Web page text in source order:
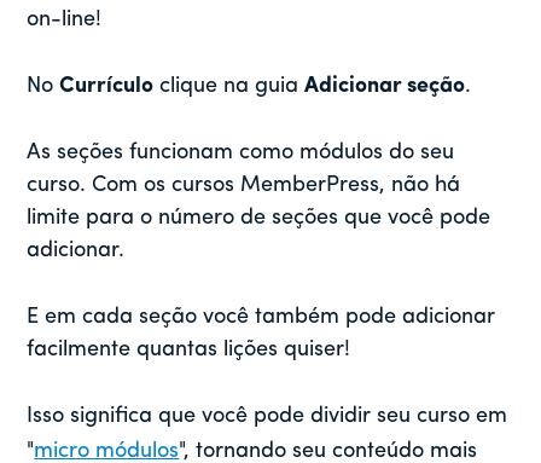
on-line!
NoCurrículo clique na guiaAdicionar seção.
As seções funcionam como módulos do seu
curso. Com os cursos MemberPress, não há
limite para o número de seções que você pode
adicionar.
E em cada seção você também pode adicionar
facilmente quantas lições quiser!
Isso significa que você pode dividir seu curso em
"micro módulos", tornando seu conteúdo mais